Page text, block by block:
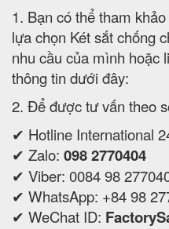
1. Bạn có thể tham
lựa chọn Két sắt chống
nhu cầu của mình hoặc
thông tin dưới đây:
2. Để được tư vấn theo
✔ Hotline International
✔ Zalo: 098 2770404
✔ Viber: 0084 98
✔ WhatsApp: +84 98
✔ WeChat ID: